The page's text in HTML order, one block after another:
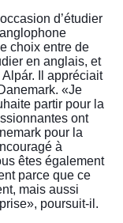
d’étudier
choix entre de
en anglais, et
Il appréciait
«Je
partir pour la
ont
pour la
à
êtes également
parce que ce
mais aussi
poursuit-il.